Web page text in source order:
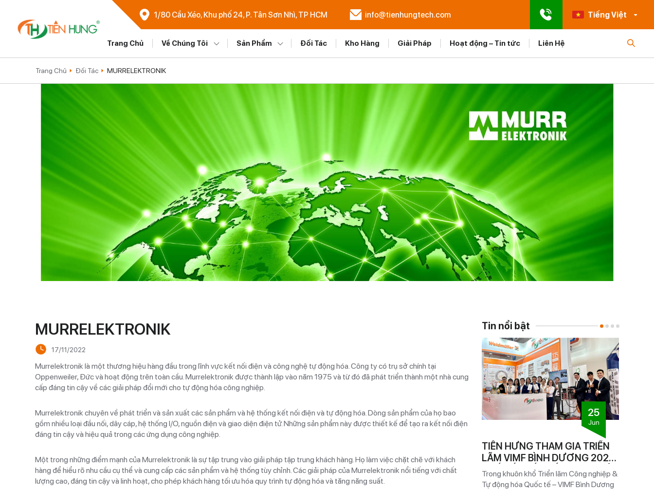
1/80 Cầu Xéo, Khu phố 24, P. Tân Sơn Nhì, TP HCM info@tienhungtech.com Tiếng Việt
Trang Chủ Về Chúng Tôi Sản Phẩm Đối Tác Kho Hàng Giải Pháp Hoạt động – Tin tức Liên Hệ
Trang Chủ Đối Tác MURRELEKTRONIK
MURRELEKTRONIK
17/11/2022
Murrelektronik là một thương hiệu hàng đầu trong lĩnh vực kết nối điện và công nghệ tự động hóa. Công ty có trụ sở chính tại
Oppenweiler, Đức và hoạt động trên toàn cầu. Murrelektronik được thành lập vào năm 1975 và từ đó đã phát triển thành một nhà cung
cấp đáng tin cậy về các giải pháp đổi mới cho tự động hóa công nghiệp.
Murrelektronik chuyên về phát triển và sản xuất các sản phẩm và hệ thống kết nối điện và tự động hóa. Dòng sản phẩm của họ bao
gồm nhiều loại đầu nối, dây cáp, hệ thống I/O, nguồn điện và giao diện điện tử. Những sản phẩm này được thiết kế để tạo ra kết nối điện
đáng tin cậy và hiệu quả trong các ứng dụng công nghiệp.
Một trong những điểm mạnh của Murrelektronik là sự tập trung vào giải pháp tập trung khách hàng. Họ làm việc chặt chẽ với khách
hàng để hiểu rõ nhu cầu cụ thể và cung cấp các sản phẩm và hệ thống tùy chỉnh. Các giải pháp của Murrelektronik nổi tiếng với chất
lượng cao, đáng tin cậy và linh hoạt, cho phép khách hàng tối ưu hóa quy trình tự động hóa và tăng năng suất.
Tin nổi bật
24
Jul
WEIDMULLER] HỘI NGHỊ
KHÁCH HÀNG THƯỜNG NIÊN
WEIDMULLER 2024
Hội nghị khách hàng Weidmüller 2024,
được tổ chức tại Malaysia, đã chứng kiến
25
Jun
TIẾN HƯNG THAM GIA TRIỂN
LÃM VIMF BÌNH DƯƠNG 2025
– DẤU ẤN KẾT NỐI NGÀNH TỦ
BẢNG ĐIỆN VÀ TỰ ĐỘNG HÓA
Trong khuôn khổ Triển lãm Công nghiệp &
Tự động hóa Quốc tế – VIMF Bình Dương